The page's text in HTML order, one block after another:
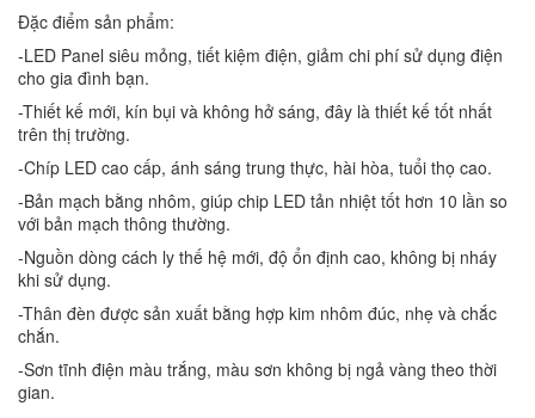
Đặc điểm sản phẩm:
-LED Panel siêu mỏng, tiết kiệm điện, giảm chi phí sử dụng điện
cho gia đình bạn.
-Thiết kế mới, kín bụi và không hở sáng, đây là thiết kế tốt nhất
trên thị trường.
-Chíp LED cao cấp, ánh sáng trung thực, hài hòa, tuổi thọ cao.
-Bản mạch bằng nhôm, giúp chip LED tản nhiệt tốt hơn 10 lần so
với bản mạch thông thường.
-Nguồn dòng cách ly thế hệ mới, độ ổn định cao, không bị nháy
khi sử dụng.
-Thân đèn được sản xuất bằng hợp kim nhôm đúc, nhẹ và chắc
chắn.
-Sơn tĩnh điện màu trắng, màu sơn không bị ngả vàng theo thời
gian.